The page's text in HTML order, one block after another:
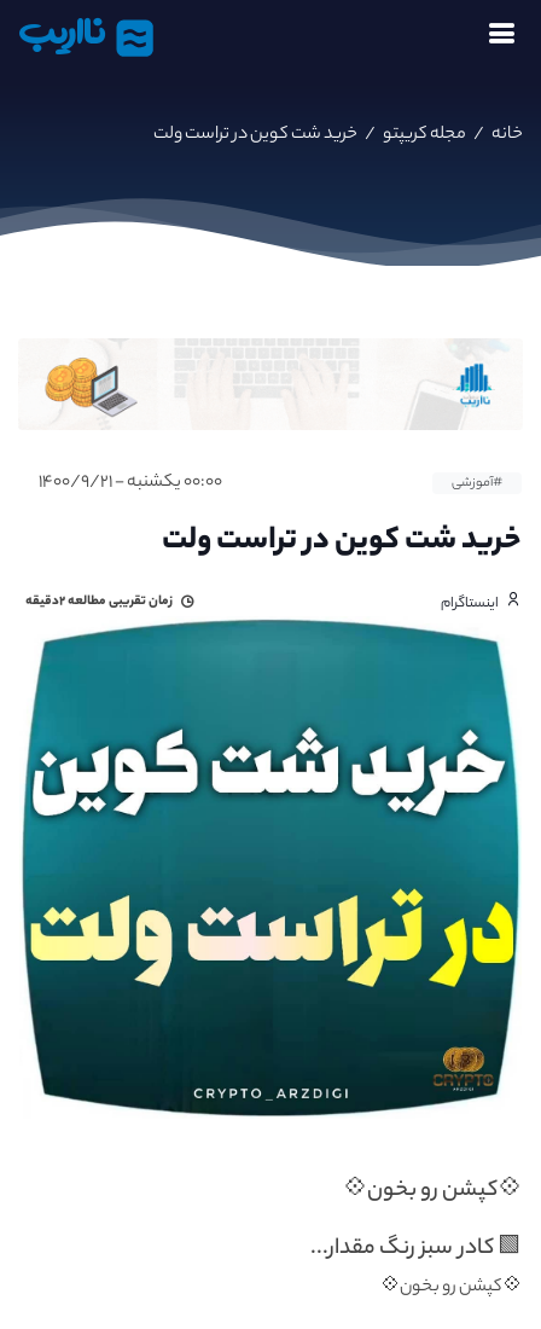
نااریب
خانه / مجله کریپتو / خرید شت کوین در تراست ولت
#آموزشی ۰۰:۰۰ یکشنبه - ۱۴۰۰/۹/۲۱
خرید شت کوین در تراست ولت
اینستاگرام زمان تقریبی مطالعه۲دقیقه
💠کپشن رو بخون💠
🟩 کادر سبز رنگ مقدار...
💠کپشن رو بخون💠